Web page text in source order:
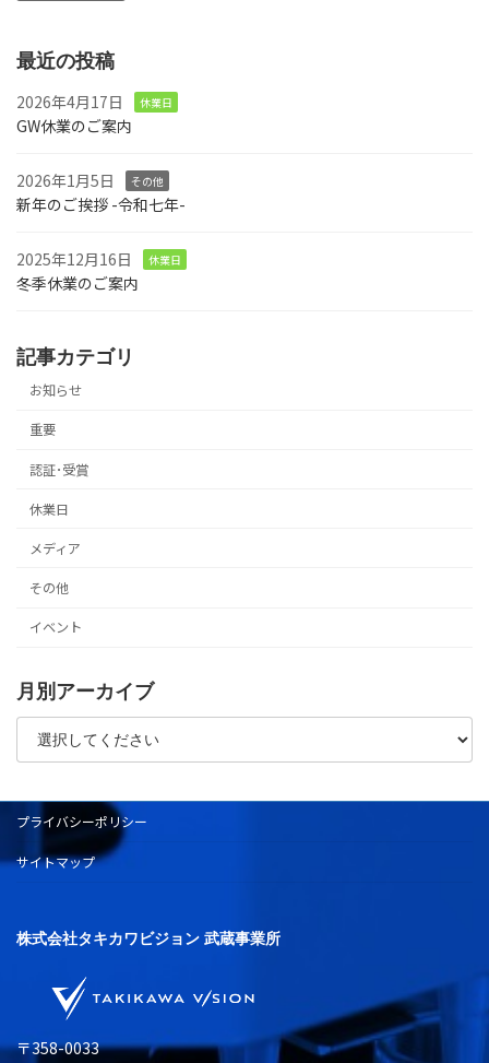
最近の投稿
2026年4月17日
休業日
GW休業のご案内
2026年1月5日 その他
新年のご挨拶 -令和七年-
2025年12月16日 休業日
冬季休業のご案内
記事カテゴリ
お知らせ
重要
認証･受賞
休業日
メディア
その他
イベント
月別アーカイブ
プライバシーポリシー
サイトマップ
株式会社タキカワビジョン 武蔵事業所
〒358-0033